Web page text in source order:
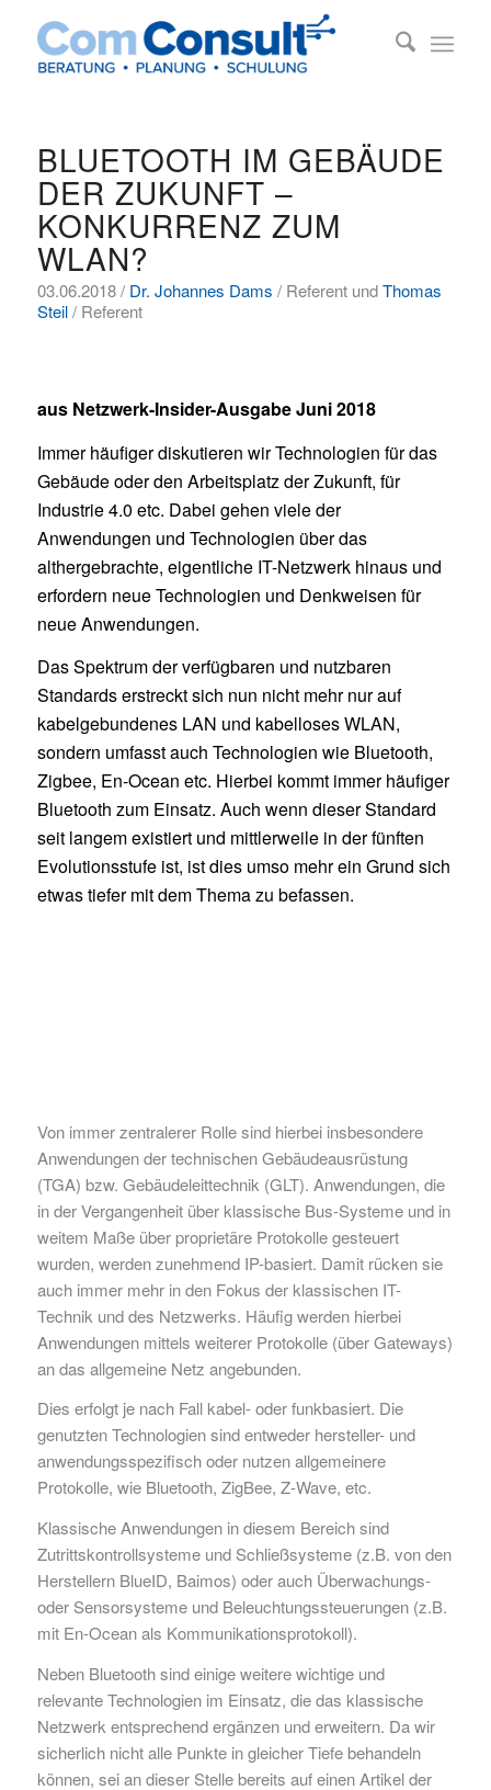
BLUETOOTH IM GEBÄUDE
DER ZUKUNFT –
KONKURRENZ ZUM
WLAN?
03.06.2018 / Dr. Johannes Dams / Referent undThomas
Steil/ Referent
aus Netzwerk-Insider-Ausgabe Juni 2018
Immer häufiger diskutieren wir Technologien für das
Gebäude oder den Arbeitsplatz der Zukunft, für
Industrie 4.0 etc. Dabei gehen viele der
Anwendungen und Technologien über das
althergebrachte, eigentliche IT-Netzwerk hinaus und
erfordern neue Technologien und Denkweisen für
neue Anwendungen.
Das Spektrum der verfügbaren und nutzbaren
Standards erstreckt sich nun nicht mehr nur auf
kabelgebundenes LAN und kabelloses WLAN,
sondern umfasst auch Technologien wie Bluetooth,
Zigbee, En-Ocean etc. Hierbei kommt immer häufiger
Bluetooth zum Einsatz. Auch wenn dieser Standard
seit langem existiert und mittlerweile in der fünften
Evolutionsstufe ist, ist dies umso mehr ein Grund sich
etwas tiefer mit dem Thema zu befassen.
Von immer zentralerer Rolle sind hierbei insbesondere
Anwendungen der technischen Gebäudeausrüstung
(TGA) bzw. Gebäudeleittechnik (GLT). Anwendungen, die
in der Vergangenheit über klassische Bus-Systeme und in
weitem Maße über proprietäre Protokolle gesteuert
wurden, werden zunehmend IP-basiert. Damit rücken sie
auch immer mehr in den Fokus der klassischen IT-
Technik und des Netzwerks. Häufig werden hierbei
Anwendungen mittels weiterer Protokolle (über Gateways)
an das allgemeine Netz angebunden.
Dies erfolgt je nach Fall kabel- oder funkbasiert. Die
genutzten Technologien sind entweder hersteller- und
anwendungsspezifisch oder nutzen allgemeinere
Protokolle, wie Bluetooth, ZigBee, Z-Wave, etc.
Klassische Anwendungen in diesem Bereich sind
Zutrittskontrollsysteme und Schließsysteme (z.B. von den
Herstellern BlueID, Baimos) oder auch Überwachungs-
oder Sensorsysteme und Beleuchtungssteuerungen (z.B.
mit En-Ocean als Kommunikationsprotokoll).
Neben Bluetooth sind einige weitere wichtige und
relevante Technologien im Einsatz, die das klassische
Netzwerk entsprechend ergänzen und erweitern. Da wir
sicherlich nicht alle Punkte in gleicher Tiefe behandeln
können, sei an dieser Stelle bereits auf einen Artikel der